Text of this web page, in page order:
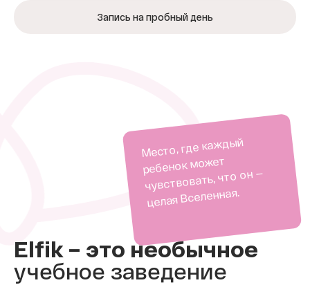
Запись на пробный день
Elfik – это необычное
учебное заведение
Место, где каждый
ребенок может
чувствовать, что он —
целая Вселенная.